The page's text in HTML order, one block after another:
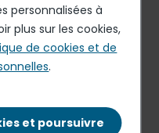
Ville renforcent leur
des jeunes
personnalisées à
plus sur les cookies,
de cookies et de
.
et poursuivre